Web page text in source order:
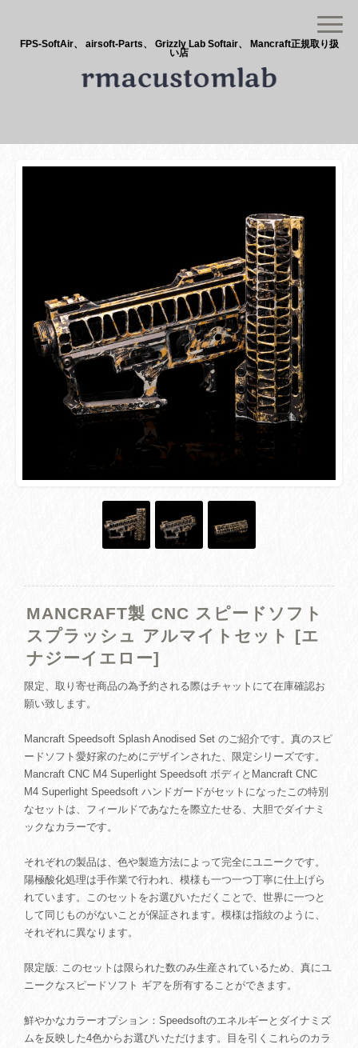
FPS-SoftAir、 airsoft-Parts、 Grizzly Lab Softair、 Mancraft正規取り扱
い店
MANCRAFT製 CNC スピードソフト
スプラッシュ アルマイトセット [エ
ナジーイエロー]
限定、取り寄せ商品の為予約される際はチャットにて在庫確認お
願い致します。
Mancraft Speedsoft Splash Anodised Set のご紹介です。真のスピ
ードソフト愛好家のためにデザインされた、限定シリーズです。
Mancraft CNC M4 Superlight Speedsoft ボディとMancraft CNC
M4 Superlight Speedsoft ハンドガードがセットになったこの特別
なセットは、フィールドであなたを際立たせる、大胆でダイナミ
ックなカラーです。
それぞれの製品は、色や製造方法によって完全にユニークです。
陽極酸化処理は手作業で行われ、模様も一つ一つ丁寧に仕上げら
れています。このセットをお選びいただくことで、世界に一つと
して同じものがないことが保証されます。模様は指紋のように、
それぞれに異なります。
限定版: このセットは限られた数のみ生産されているため、真にユ
ニークなスピードソフト ギアを所有することができます。
鮮やかなカラーオプション：Speedsoftのエネルギーとダイナミズ
ムを反映した4色からお選びいただけます。目を引くこれらのカラ